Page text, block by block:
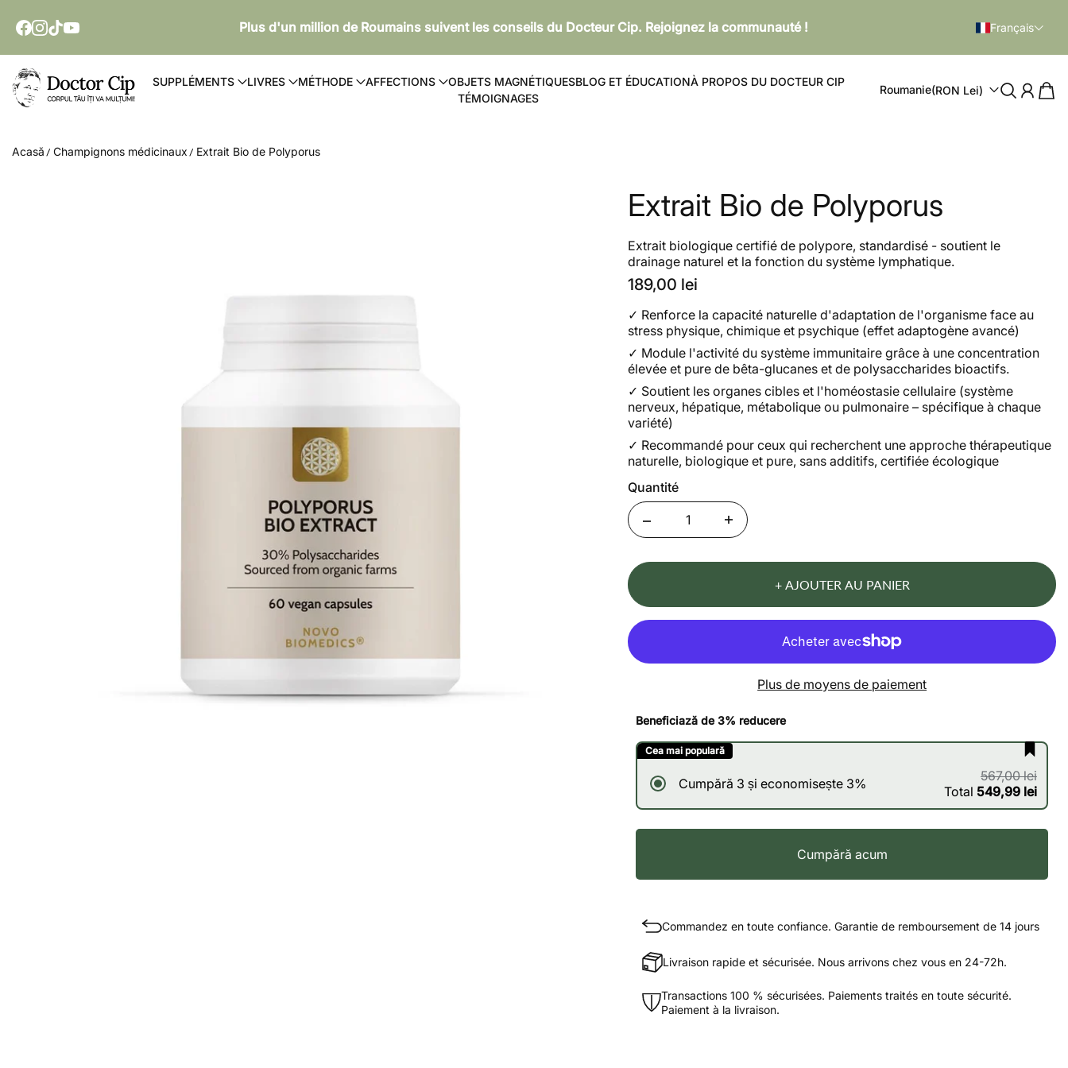
PASSER AU CONTENU Plus d'un million de Roumains suivent les conseils du Docteur Cip. Rejoignez la communauté ! Français
SUPPLÉMENTS LIVRES MÉTHODE AFFECTIONS OBJETS MAGNÉTIQUESBLOG ET ÉDUCATIONÀ PROPOS DU DOCTEUR CIP
TÉMOIGNAGES
Doctor Cip - Corpul tău îți va mulțumi!
Roumanie(RON Lei)
Acasă Champignons médicinaux Extrait Bio de Polyporus
Extrait Bio de Polyporus
Extrait biologique certifié de polypore, standardisé - soutient le
drainage naturel et la fonction du système lymphatique.
189,00 lei
✓ Renforce la capacité naturelle d'adaptation de l'organisme face au
stress physique, chimique et psychique (effet adaptogène avancé)
✓ Module l'activité du système immunitaire grâce à une concentration
élevée et pure de bêta-glucanes et de polysaccharides bioactifs.
✓ Soutient les organes cibles et l'homéostasie cellulaire (système
nerveux, hépatique, métabolique ou pulmonaire – spécifique à chaque
variété)
✓ Recommandé pour ceux qui recherchent une approche thérapeutique
naturelle, biologique et pure, sans additifs, certifiée écologique
Quantité
Quantity
+ AJOUTER AU PANIER
Plus de moyens de paiement
Beneficiază de 3% reducere
Cea mai populară
Cumpără 3 și economisește 3%
567,00 lei
Total 549,99 lei
Cumpără acum
Commandez en toute confiance. Garantie de remboursement de 14 jours
Livraison rapide et sécurisée. Nous arrivons chez vous en 24-72h.
Transactions 100 % sécurisées. Paiements traités en toute sécurité.
Paiement à la livraison.